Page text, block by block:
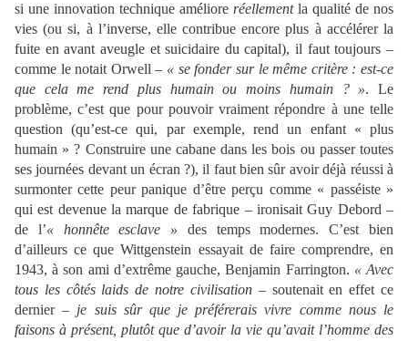
si une innovation technique améliore réellement la qualité de nos
vies (ou si, à l’inverse, elle contribue encore plus à accélérer la
fuite en avant aveugle et suicidaire du capital), il faut toujours –
comme le notait Orwell – « se fonder sur le même critère : est-ce
que cela me rend plus humain ou moins humain ? ». Le
problème, c’est que pour pouvoir vraiment répondre à une telle
question (qu’est-ce qui, par exemple, rend un enfant « plus
humain » ? Construire une cabane dans les bois ou passer toutes
ses journées devant un écran ?), il faut bien sûr avoir déjà réussi à
surmonter cette peur panique d’être perçu comme « passéiste »
qui est devenue la marque de fabrique – ironisait Guy Debord –
de l’« honnête esclave » des temps modernes. C’est bien
d’ailleurs ce que Wittgenstein essayait de faire comprendre, en
1943, à son ami d’extrême gauche, Benjamin Farrington. « Avec
tous les côtés laids de notre civilisation– soutenait en effet ce
dernier – je suis sûr que je préférerais vivre comme nous le
faisons à présent, plutôt que d’avoir la vie qu’avait l’homme des